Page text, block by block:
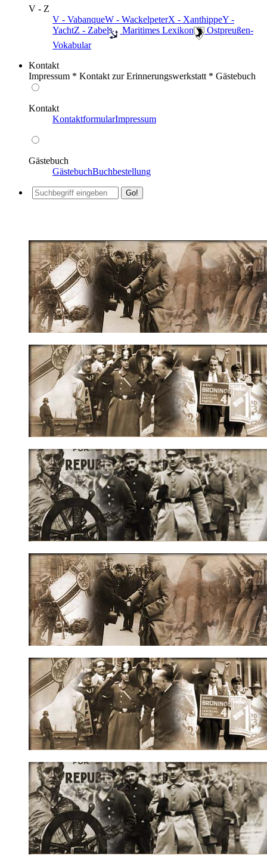
V - Z
V - VabanqueW - WackelpeterX - XanthippeY -
YachtZ - Zabel ️ Maritimes Lexikon
️ Ostpreußen-
Vokabular
Kontakt
Impressum * Kontakt zur Erinnerungswerkstatt * Gästebuch
Kontakt
KontaktformularImpressum
Gästebuch
GästebuchBuchbestellung